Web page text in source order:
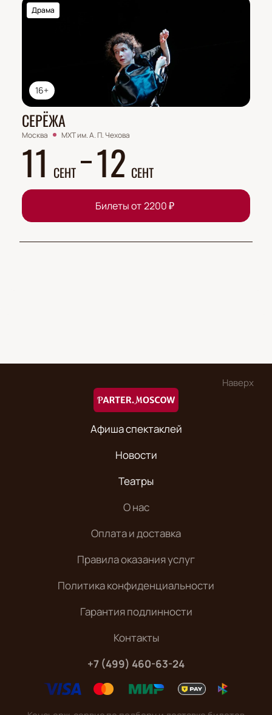
16+
Драма
СЕРЁЖА
Москва МХТ им. А. П. Чехова
11 СЕНТ 12 СЕНТ
Билеты от2200₽
Наверх
Афиша спектаклей
Новости
Театры
О нас
Оплата и доставка
Правила оказания услуг
Политика конфиденциальности
Гарантия подлинности
Контакты
+7 (499) 460-63-24